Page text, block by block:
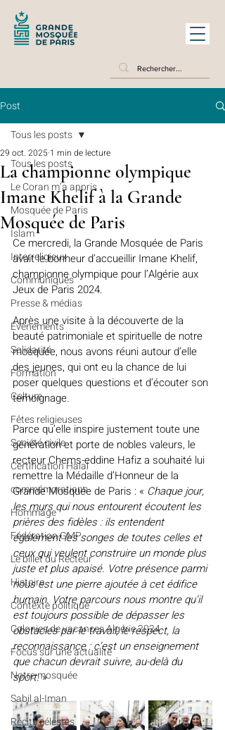
Post
Tous les posts
Le Coran m’a appris
Mosquée de Paris
Islam
Interreligieux
Communiqués
Presse & médias
Evénements
Solidarité
Formation
Culture
Fêtes religieuses
Société civile
Certification Halal
commémorations
Hommage
Fédération GMP
Le billet du Recteur
Histoire
Contexte politique
Colonies de vacances Algérie 2024
​​Focus sur une actualité
Notre mosquée
Sabil al-Iman
Récits célestes
Tous les posts
La championne olympique
Imane Khelif à la Grande
Mosquée de Paris
29 oct. 2025 1 min de lecture
Ce mercredi, la Grande Mosquée de Paris
avait le bonheur d’accueillir Imane Khelif,
championne olympique pour l’Algérie aux
Jeux de Paris 2024.
Après une visite à la découverte de la
beauté patrimoniale et spirituelle de notre
mosquée, nous avons réuni autour d’elle
des jeunes, qui ont eu la chance de lui
poser quelques questions et d’écouter son
témoignage.
Parce qu’elle inspire justement toute une
génération et porte de nobles valeurs, le
recteur Chems-eddine Hafiz a souhaité lui
remettre la Médaille d’Honneur de la
Grande Mosquée de Paris : « Chaque jour,
les murs qui nous entourent écoutent les
prières des fidèles : ils entendent
également les songes de toutes celles et
ceux qui veulent construire un monde plus
juste et plus apaisé. Votre présence parmi
nous est une pierre ajoutée à cet édifice
humain. Votre parcours nous montre qu’il
est toujours possible de dépasser les
obstacles par le travail, le respect, la
reconnaissance : c’est un enseignement
que chacun devrait suivre, au-delà du
sport. »